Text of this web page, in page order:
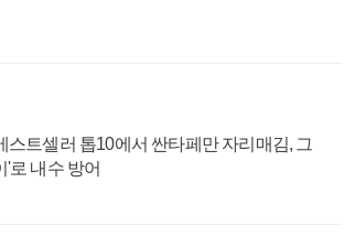
스트셀러 톱10에서 싼타페만 자리매김, 그
'로 내수 방어